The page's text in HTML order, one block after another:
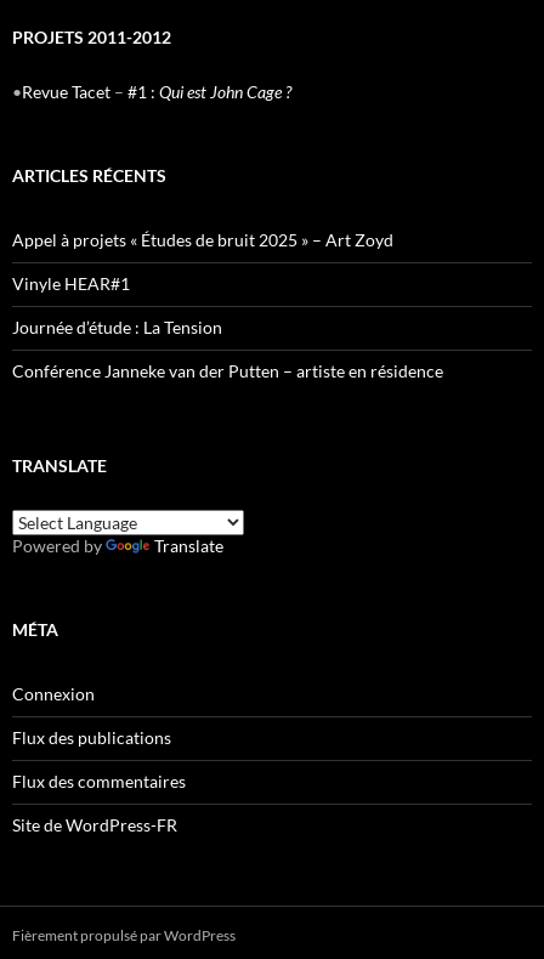
PROJETS 2011-2012
•Revue Tacet – #1 : Qui est John Cage ?
ARTICLES RÉCENTS
Appel à projets « Études de bruit 2025 » – Art Zoyd
Vinyle HEAR#1
Journée d’étude : La Tension
Conférence Janneke van der Putten – artiste en résidence
TRANSLATE
Powered by Translate
MÉTA
Connexion
Flux des publications
Flux des commentaires
Site de WordPress-FR
Fièrement propulsé par WordPress